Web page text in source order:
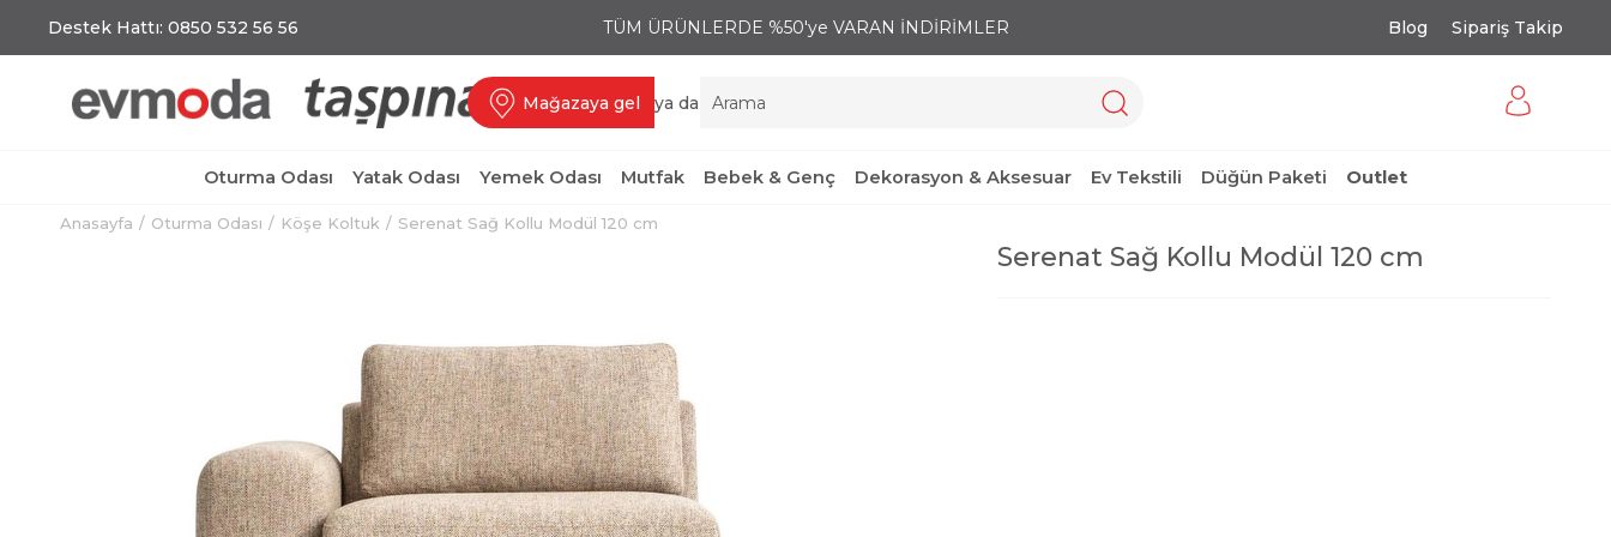
Destek Hattı: 0850 532 56 56 TÜM ÜRÜNLERDE %50'ye VARAN İNDİRİMLER Blog Sipariş Takip
Mağazaya gel ya da
Oturma Odası Yatak Odası Yemek Odası Mutfak Bebek & Genç Dekorasyon & Aksesuar Ev Tekstili Düğün Paketi Outlet
Anasayfa Oturma Odası Köşe Koltuk Serenat Sağ Kollu Modül 120 cm
Serenat Sağ Kollu Modül 120 cm